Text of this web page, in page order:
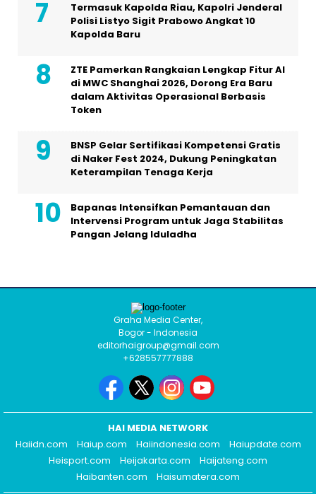
Termasuk Kapolda Riau, Kapolri Jenderal
Polisi Listyo Sigit Prabowo Angkat 10
Kapolda Baru
ZTE Pamerkan Rangkaian Lengkap Fitur AI
di MWC Shanghai 2026, Dorong Era Baru
dalam Aktivitas Operasional Berbasis
Token
BNSP Gelar Sertifikasi Kompetensi Gratis
di Naker Fest 2024, Dukung Peningkatan
Keterampilan Tenaga Kerja
Bapanas Intensifkan Pemantauan dan
Intervensi Program untuk Jaga Stabilitas
Pangan Jelang Iduladha
Graha Media Center,
Bogor - Indonesia
editorhaigroup@gmail.com
+628557777888
HAI MEDIA NETWORK
Haiidn.com
Haiup.com Haiindonesia.com
Haiupdate.com
Heisport.com
Heijakarta.com
Haijateng.com
Haibanten.com
Haisumatera.com